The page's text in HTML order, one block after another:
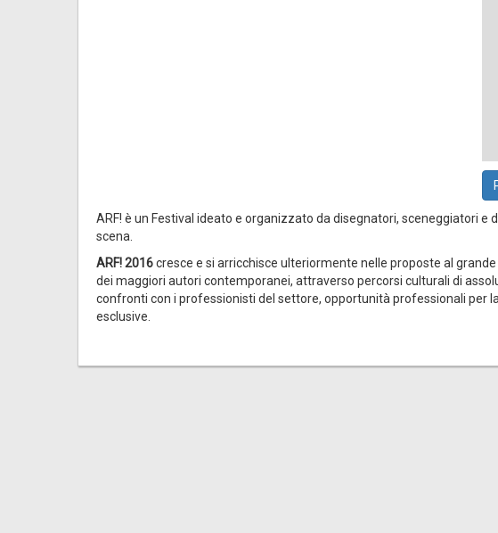
ARF! è un Festival ideato e organizzato da disegnatori, sceneggiatori
scena.
ARF! 2016cresce e si arricchisce ulteriormente nelle proposte al
dei maggiori autori contemporanei, attraverso percorsi culturali di
confronti con i professionisti del settore, opportunità professionali per
esclusive.